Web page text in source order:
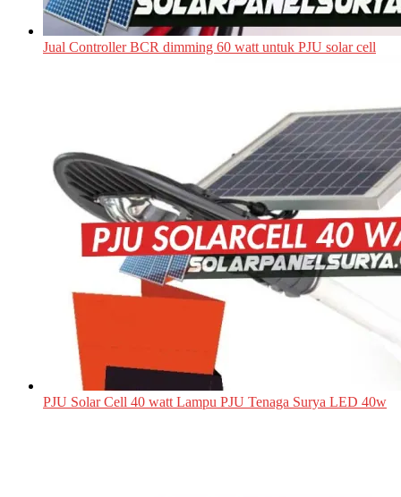
Jual Controller BCR dimming 60 watt untuk PJU solar cell
PJU Solar Cell 40 watt Lampu PJU Tenaga Surya LED 40w